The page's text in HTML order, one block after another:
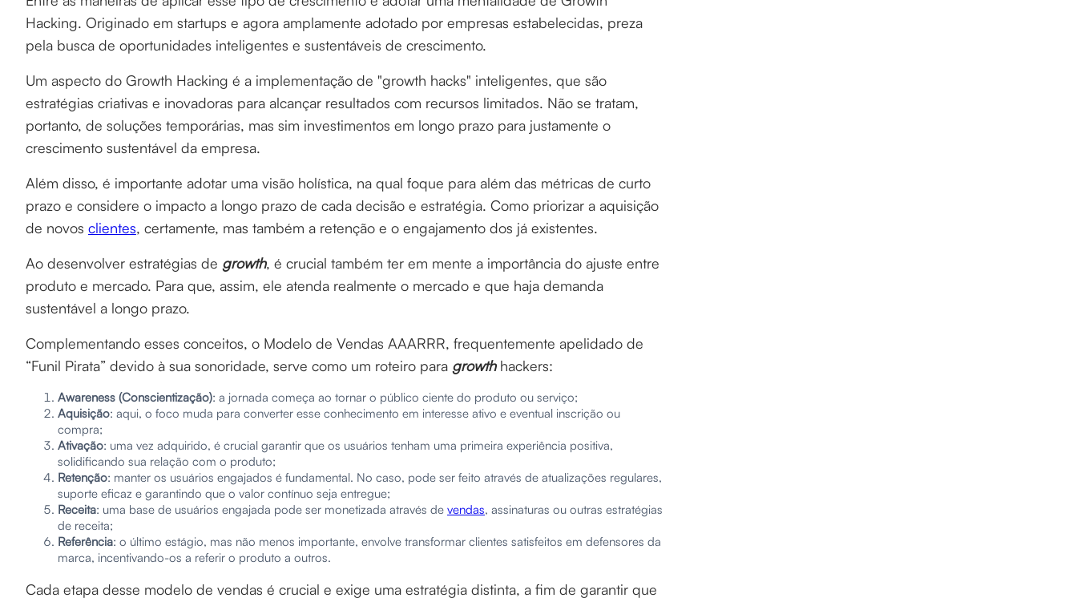
Hacking. Originado em startups e agora amplamente adotado por empresas estabelecidas, preza
pela busca de oportunidades inteligentes e sustentáveis de crescimento.
Um aspecto do Growth Hacking é a implementação de "growth hacks" inteligentes, que são
estratégias criativas e inovadoras para alcançar resultados com recursos limitados. Não se tratam,
portanto, de soluções temporárias, mas sim investimentos em longo prazo para justamente o
crescimento sustentável da empresa.
Além disso, é importante adotar uma visão holística, na qual foque para além das métricas de curto
prazo e considere o impacto a longo prazo de cada decisão e estratégia. Como priorizar a aquisição
de novos clientes, certamente, mas também a retenção e o engajamento dos já existentes.
Ao desenvolver estratégias de growth, é crucial também ter em mente a importância do ajuste entre
produto e mercado. Para que, assim, ele atenda realmente o mercado e que haja demanda
sustentável a longo prazo.
Complementando esses conceitos, o Modelo de Vendas AAARRR, frequentemente apelidado de
“Funil Pirata” devido à sua sonoridade, serve como um roteiro para growth hackers:
Awareness (Conscientização): a jornada começa ao tornar o público ciente do produto ou serviço;
Aquisição: aqui, o foco muda para converter esse conhecimento em interesse ativo e eventual inscrição ou
compra;
Ativação: uma vez adquirido, é crucial garantir que os usuários tenham uma primeira experiência positiva,
solidificando sua relação com o produto;
Retenção: manter os usuários engajados é fundamental. No caso, pode ser feito através de atualizações regulares,
suporte eficaz e garantindo que o valor contínuo seja entregue;
Receita: uma base de usuários engajada pode ser monetizada através de vendas, assinaturas ou outras estratégias
de receita;
Referência: o último estágio, mas não menos importante, envolve transformar clientes satisfeitos em defensores da
marca, incentivando-os a referir o produto a outros.
Cada etapa desse modelo de vendas é crucial e exige uma estratégia distinta, a fim de garantir que